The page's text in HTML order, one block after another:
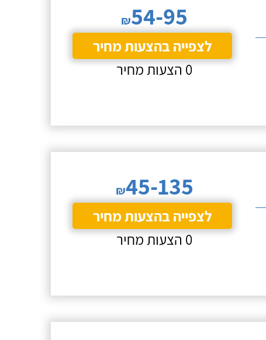
₪54-95
לצפייה בהצעות מחיר
0 הצעות מחיר
₪45-135
לצפייה בהצעות מחיר
0 הצעות מחיר